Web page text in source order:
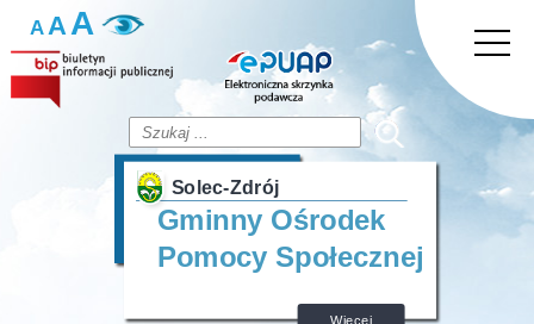
AAA
Solec-Zdrój
Gminny Ośrodek
Pomocy Społecznej
Więcej